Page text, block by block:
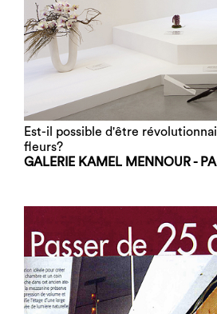
Est-il possible d'être
fleurs?
GALERIE KAMEL MENNOUR -